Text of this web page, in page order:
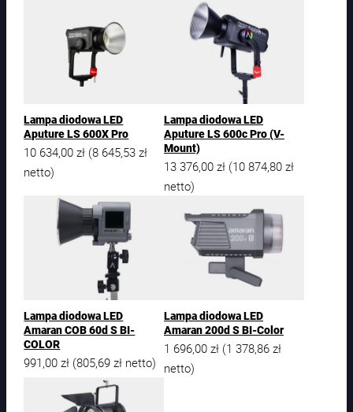
Lampa diodowa LED
Aputure LS 600X Pro
10 634,00zł (8 645,53zł
netto)
Lampa diodowa LED
Aputure LS 600c Pro (V-
Mount)
13 376,00 zł (10 874,80 zł
netto)
Lampa diodowa LED
Amaran COB 60d S BI-
COLOR
991,00zł (805,69zł netto)
Lampa diodowa LED
Amaran 200d S BI-Color
1 696,00 zł (1 378,86 zł
netto)